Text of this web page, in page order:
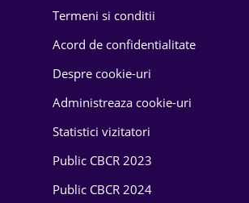
Termeni si conditii
Acord de confidentialitate
Despre cookie-uri
Administreaza cookie-uri
Statistici vizitatori
Public CBCR 2023
Public CBCR 2024